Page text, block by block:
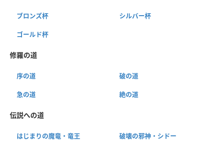
ブロンズ杯 シルバー杯
ゴールド杯
修羅の道
序の道 破の道
急の道 絶の道
伝説への道
はじまりの魔竜・竜王 破壊の邪神・シドー